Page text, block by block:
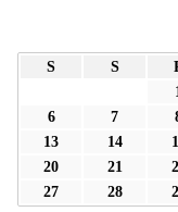
S S
6
7
13
14
20
21
27
28